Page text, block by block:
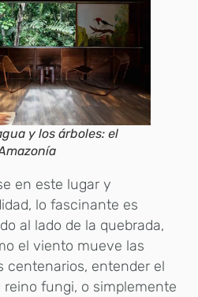
y los árboles: el
en este lugar y
lo fascinante es
al lado de la quebrada,
el viento mueve las
centenarios, entender el
fungi, o simplemente